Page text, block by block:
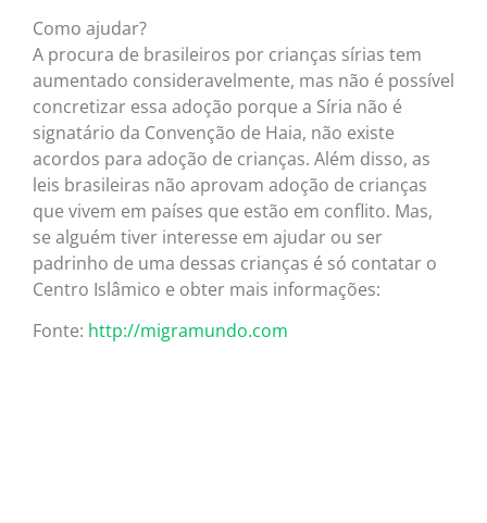
Como ajudar?
A procura de brasileiros por crianças sírias tem
aumentado consideravelmente, mas não é possível
concretizar essa adoção porque a Síria não é
signatário da Convenção de Haia, não existe
acordos para adoção de crianças. Além disso, as
leis brasileiras não aprovam adoção de crianças
que vivem em países que estão em conflito. Mas,
se alguém tiver interesse em ajudar ou ser
padrinho de uma dessas crianças é só contatar o
Centro Islâmico e obter mais informações:
Fonte: http://migramundo.com